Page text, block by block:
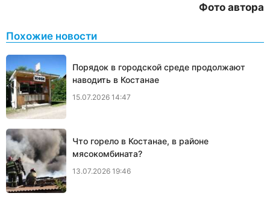
Фото автора
Похожие новости
Порядок в городской среде продолжают
наводить в Костанае
15.07.2026 14:47
Что горело в Костанае, в районе
мясокомбината?
13.07.2026 19:46